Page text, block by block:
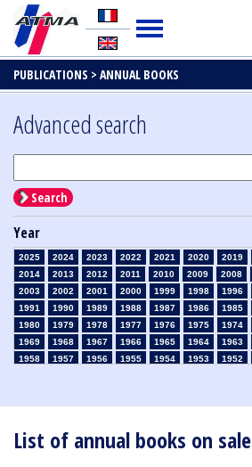
PUBLICATIONS > ANNUAL BOOKS
List of annual books on sale
Advanced search
Search
Year
2025 2024 2023 2022 2021 2020 2019
2014
2013 2012 2011 2010 2009 2008
2003
2002 2001 2000 1999 1998 1996
1991
1990 1989 1988 1987 1986 1985
1980
1979 1978 1977 1976 1975 1974
1969
1968 1967 1966 1965 1964 1963
1958
1957 1956 1955 1954 1953 1952
1910
1909 1908 1906 1905 1904 1903